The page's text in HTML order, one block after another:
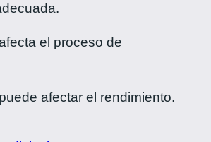
el proceso de
afectar el rendimiento.